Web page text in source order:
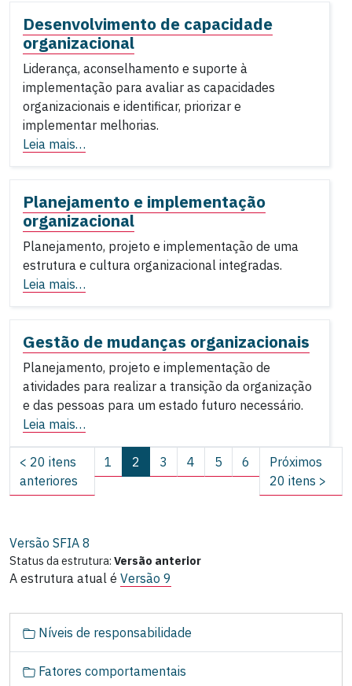
Desenvolvimento de capacidade
organizacional
Liderança, aconselhamento e suporte à
implementação para avaliar as capacidades
organizacionais e identificar, priorizar e
implementar melhorias.
Leia mais…
Planejamento e implementação
organizacional
Planejamento, projeto e implementação de uma
estrutura e cultura organizacional integradas.
Leia mais…
Gestão de mudanças organizacionais
Planejamento, projeto e implementação de
atividades para realizar a transição da organização
e das pessoas para um estado futuro necessário.
Leia mais…
< 20 itens
anteriores
1
2
3 4 5 6
Próximos
20 itens >
Versão SFIA 8
Status da estrutura: Versão anterior
A estrutura atual é Versão 9
Níveis de responsabilidade
Fatores comportamentais